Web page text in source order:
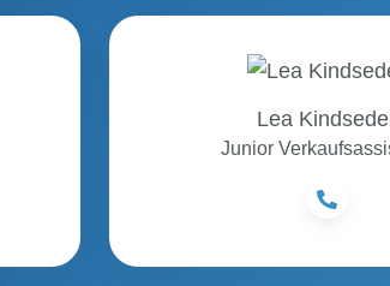
Lea
Junior